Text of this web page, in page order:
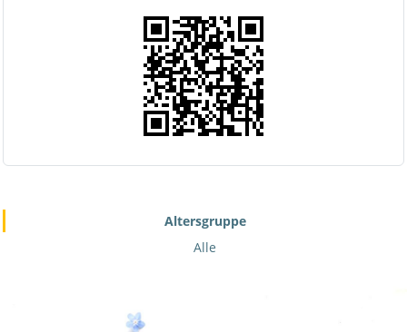
Altersgruppe
Alle